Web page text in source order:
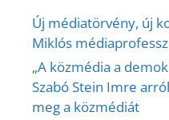
Új médiatörvény, új
Miklós
„A közmédia a
Szabó Stein Imre
meg a közmédiát